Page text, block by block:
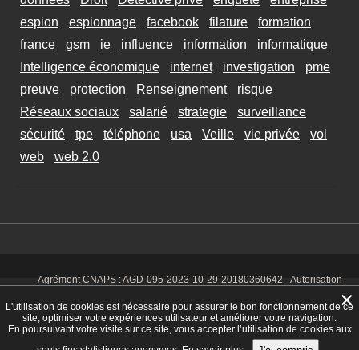
espion
espionnage facebook filature
formation
france
gsm ie influence information
informatique
Intelligence économique
internet investigation
pme
preuve
protection Renseignement
risque
Réseaux sociaux
salarié strategie
surveillance
sécurité
tpe téléphone usa Veille vie privée
vol
web
web 2.0
Agrément CNAPS :AGD-095-2023-10-29-20180360642 - Autorisation
925 00038 - Code NAF 8030 Z -Mentions Légales-CookiesTél. : 06 14
01 75 32
L'utilisation de cookies est nécessaire pour assurer le bon fonctionnement de ce
site, optimiser votre expériences utilisateur et améliorer votre navigation.
En poursuivant votre visite sur ce site, vous accepter l’utilisation de cookies aux
×